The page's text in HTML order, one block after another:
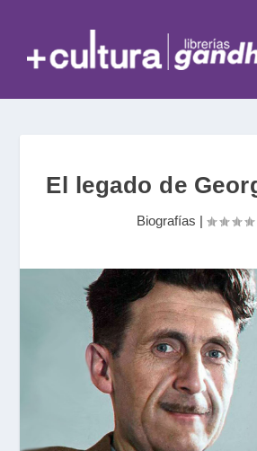
El legado de
Biografías |